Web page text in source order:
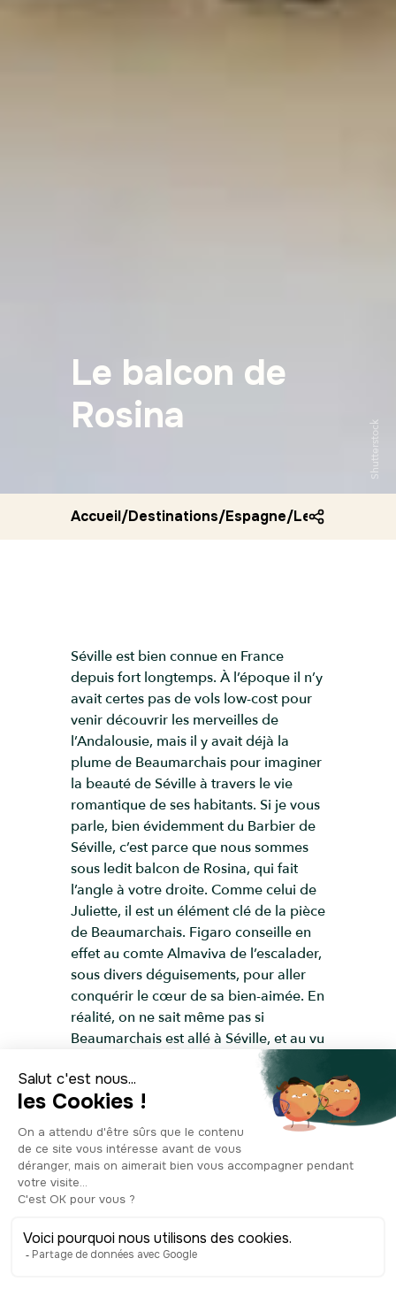
Le balcon de
Rosina
Shutterstock
Accueil/Destinations/Espagne/Le balcon de
Séville est bien connue en France
depuis fort longtemps. À l’époque il n’y
avait certes pas de vols low-cost pour
venir découvrir les merveilles de
l’Andalousie, mais il y avait déjà la
plume de Beaumarchais pour imaginer
la beauté de Séville à travers le vie
romantique de ses habitants. Si je vous
parle, bien évidemment du Barbier de
Séville, c’est parce que nous sommes
sous ledit balcon de Rosina, qui fait
l’angle à votre droite. Comme celui de
Juliette, il est un élément clé de la pièce
de Beaumarchais. Figaro conseille en
effet au comte Almaviva de l’escalader,
sous divers déguisements, pour aller
conquérir le cœur de sa bien-aimée. En
réalité, on ne sait même pas si
Beaumarchais est allé à Séville, et au vu
de la quantité de balcons dans cette
ville, impossible de dire si l’un l’aurait
plus inspiré qu’un autre. Mais les
légendes sont faites pour rester
inexpliquées alors voilà le balcon de
Rosina et c’est comme ça !